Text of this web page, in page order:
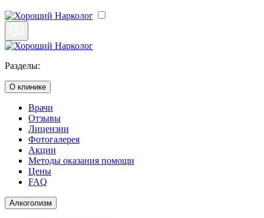
Разделы:
О клинике
Врачи
Отзывы
Лицензии
Фотогалерея
Акции
Методы оказания помощи
Цены
FAQ
Алкоголизм